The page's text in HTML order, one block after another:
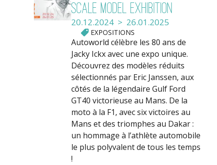
Scale model exhibition
20.12.2024 > 26.01.2025
EXPOSITIONS
Autoworld célèbre les 80 ans de
Jacky Ickx avec une expo unique.
Découvrez des modèles réduits
sélectionnés par Eric Janssen, aux
côtés de la légendaire Gulf Ford
GT40 victorieuse au Mans. De la
moto à la F1, avec six victoires au
Mans et des triomphes au Dakar :
un hommage à l’athlète automobile
le plus polyvalent de tous les temps
!